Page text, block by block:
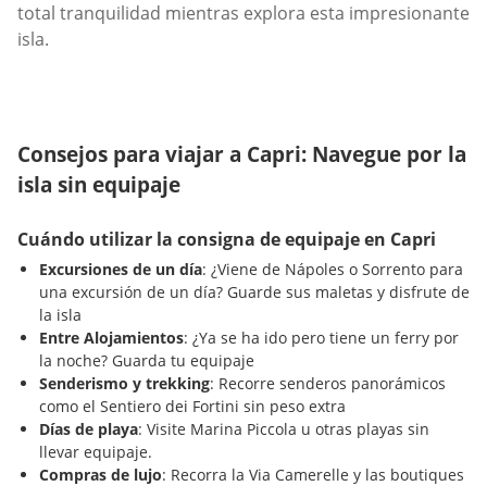
total tranquilidad mientras explora esta impresionante
isla.
Consejos para viajar a Capri: Navegue por la
isla sin equipaje
Cuándo utilizar la consigna de equipaje en Capri
Excursiones de un día: ¿Viene de Nápoles o Sorrento para
una excursión de un día? Guarde sus maletas y disfrute de
la isla
Entre Alojamientos: ¿Ya se ha ido pero tiene un ferry por
la noche? Guarda tu equipaje
Senderismo y trekking: Recorre senderos panorámicos
como el Sentiero dei Fortini sin peso extra
Días de playa: Visite Marina Piccola u otras playas sin
llevar equipaje.
Compras de lujo: Recorra la Via Camerelle y las boutiques